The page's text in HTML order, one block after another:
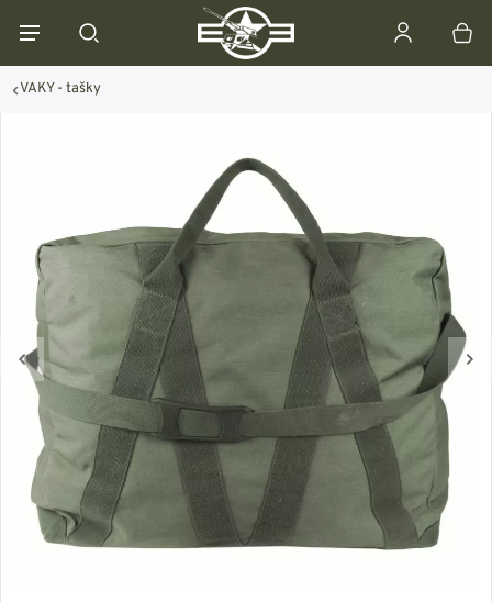
VAKY - tašky